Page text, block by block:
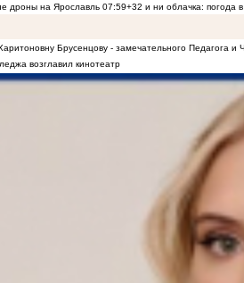
дроны на Ярославль 07:59+32 и ни облачка: погода
Брусенцову - замечательного Педагога и
возглавил кинотеатр